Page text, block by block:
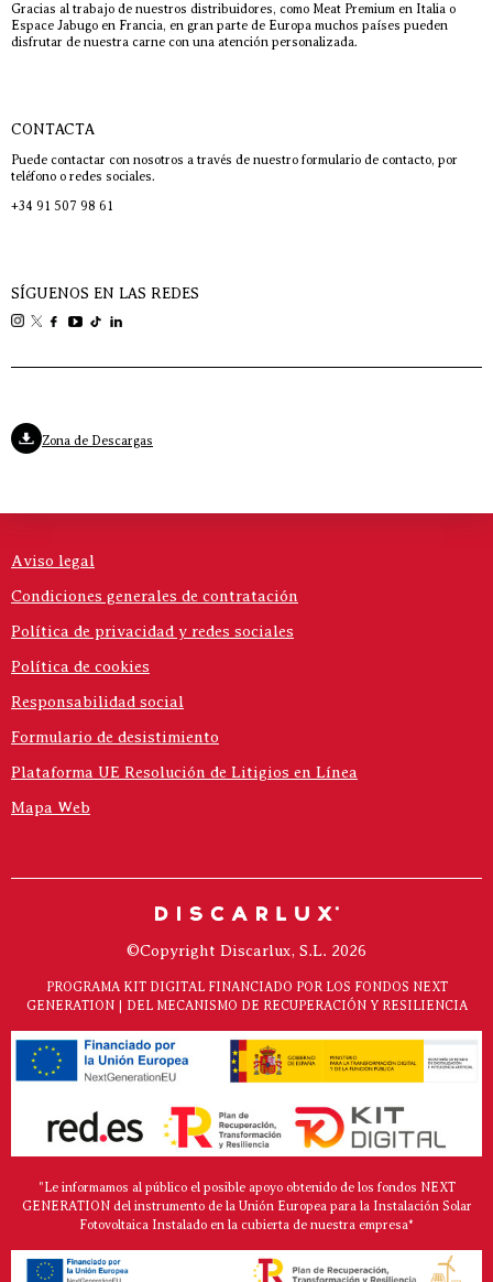
Gracias al trabajo de nuestros distribuidores, como Meat Premium en Italia o
Espace Jabugo en Francia, en gran parte de Europa muchos países pueden
disfrutar de nuestra carne con una atención personalizada.
CONTACTA
Puede contactar con nosotros a través de nuestro formulario de contacto, por
teléfono o redes sociales.
+34 91 507 98 61
SÍGUENOS EN LAS REDES
Zona de Descargas
Aviso legal
Condiciones generales de contratación
Política de privacidad y redes sociales
Política de cookies
Responsabilidad social
Formulario de desistimiento
Plataforma UE Resolución de Litigios en Línea
Mapa Web
©Copyright Discarlux, S.L. 2026
PROGRAMA KIT DIGITAL FINANCIADO POR LOS FONDOS NEXT
GENERATION | DEL MECANISMO DE RECUPERACIÓN Y RESILIENCIA
"Le informamos al público el posible apoyo obtenido de los fondos NEXT
GENERATION del instrumento de la Unión Europea para la Instalación Solar
Fotovoltaica Instalado en la cubierta de nuestra empresa*